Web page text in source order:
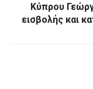
Κύπρου
εισβολής και